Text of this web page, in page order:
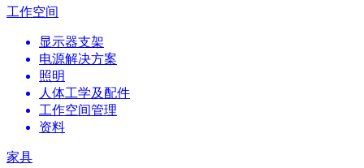
工作空间
显示器支架
电源解决方案
照明
人体工学及配件
工作空间管理
资料
家具